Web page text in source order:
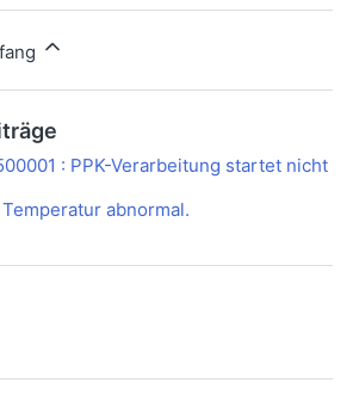
: PPK-Verarbeitung startet nicht
abnormal.